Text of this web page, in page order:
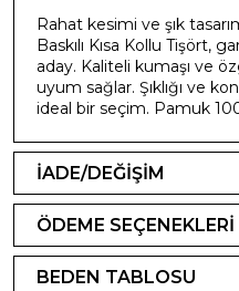
Rahat kesimi ve şık
Baskılı Kısa Kollu Tişört,
aday. Kaliteli kumaşı ve
uyum sağlar. Şıklığı ve
ideal bir seçim. Pamuk
İADE/DEĞİŞİM
ÖDEME SEÇENEKLERİ
BEDEN TABLOSU